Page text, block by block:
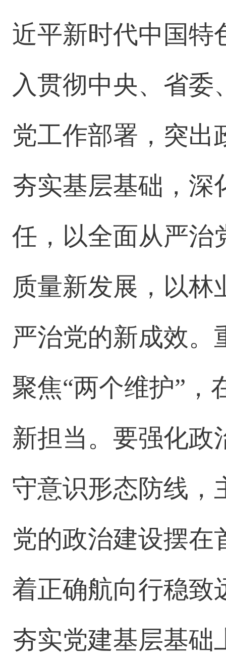
近平新时代中国特
入贯彻中央、省
党工作部署，突出
夯实基层基础，深
任，以全面从严治
质量新发展，以林
严治党的新成效。
聚焦“两个维护”，
新担当。要强化政
守意识形态防线，
党的政治建设摆在
着正确航向行稳致
夯实党建基层基础